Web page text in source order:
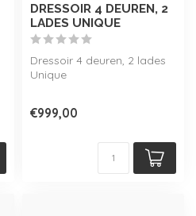
DRESSOIR 4 DEUREN, 2
LADES UNIQUE
Dressoir 4 deuren, 2 lades
Unique
€999,00